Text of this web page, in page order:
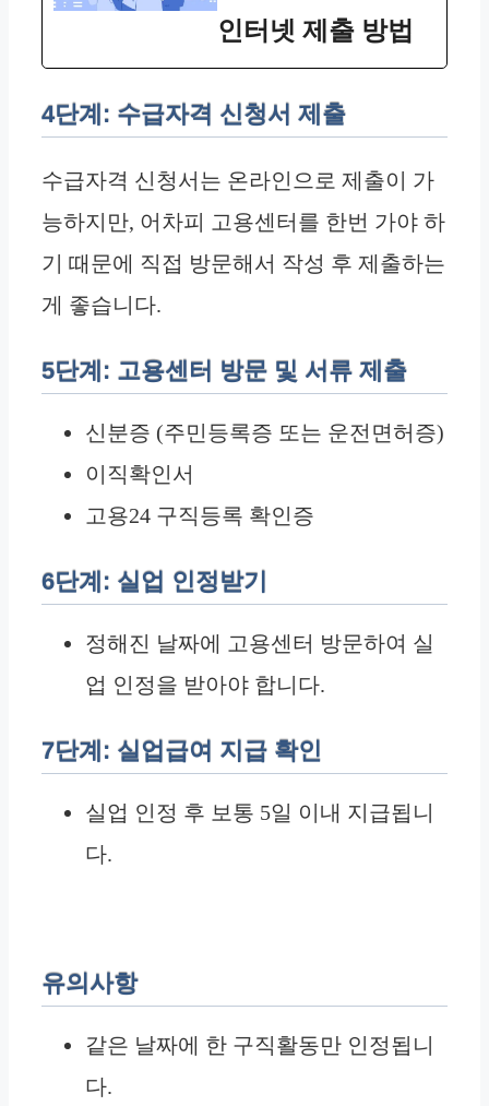
인터넷 제출 방법
4단계: 수급자격 신청서 제출
수급자격 신청서는 온라인으로 제출이 가
능하지만, 어차피 고용센터를 한번 가야 하
기 때문에 직접 방문해서 작성 후 제출하는
게 좋습니다.
5단계: 고용센터 방문 및 서류 제출
신분증 (주민등록증 또는 운전면허증)
이직확인서
고용24 구직등록 확인증
6단계: 실업 인정받기
정해진 날짜에 고용센터 방문하여 실
업 인정을 받아야 합니다.
7단계: 실업급여 지급 확인
실업 인정 후 보통 5일 이내 지급됩니
다.
유의사항
같은 날짜에 한 구직활동만 인정됩니
다.